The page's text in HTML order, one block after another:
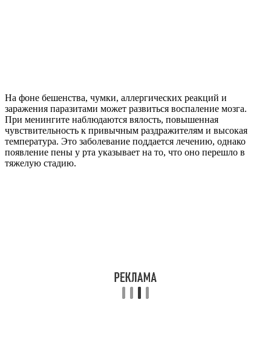
На фоне бешенства, чумки, аллергических реакций и
заражения паразитами может развиться воспаление мозга.
При менингите наблюдаются вялость, повышенная
чувствительность к привычным раздражителям и высокая
температура. Это заболевание поддается лечению, однако
появление пены у рта указывает на то, что оно перешло в
тяжелую стадию.